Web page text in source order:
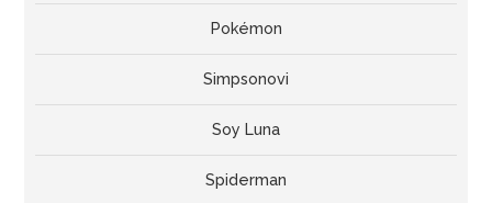
Pokémon
Simpsonovi
Soy Luna
Spiderman